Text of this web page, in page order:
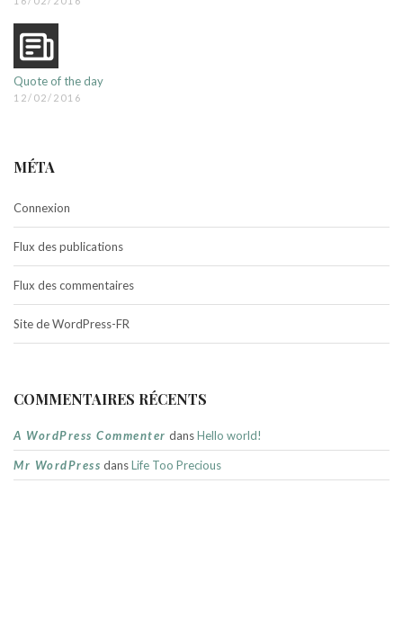
Quote of the day
12/02/2016
MÉTA
Connexion
Flux des publications
Flux des commentaires
Site de WordPress-FR
COMMENTAIRES RÉCENTS
A WordPress Commenter dansHello world!
Mr WordPress dansLife Too Precious